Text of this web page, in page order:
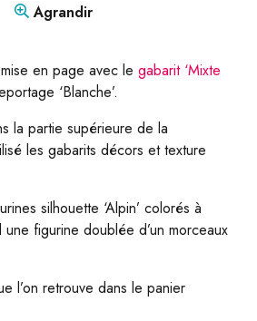
Agrandir
en page avec le gabarit ‘Mixte
‘Blanche’.
la partie supérieure de la
les gabarits décors et texture
silhouette ‘Alpin’ colorés à
figurine doublée d’un morceaux
l’on retrouve dans le panier